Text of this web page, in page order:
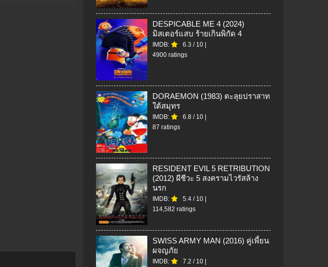
DESPICABLE ME 4 (2024)
มิสเตอร์แสบ ร้ายเกินพิกัด 4
IMDB: 6.3 / 10
4900 ratings
DORAEMON (1983) ตะลุยปราสาท
ใต้สมุทร
IMDB: 6.8 / 10
87 ratings
RESIDENT EVIL 5 RETRIBUTION
(2012) ผีชีวะ 5 สงครามไวรัสล้าง
นรก
IMDB: 5.4 / 10
114,582 ratings
SWISS ARMY MAN (2016) คู่เพี้ยน
ผจญภัย
IMDB: 7.2 / 10